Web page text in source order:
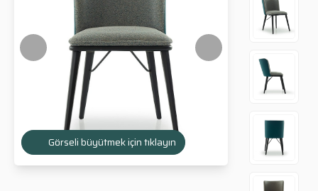
Görseli büyütmek için tıklayın